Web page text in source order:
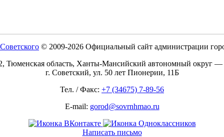
© 2009-2026 Официальный сайт администрации
Тюменская область, Ханты-Мансийский автономный округ
г. Советский, ул. 50 лет Пионерии, 11Б
Тел. / Факс: +7 (34675) 7-89-56
E-mail: gorod@sovrnhmao.ru
Написать письмо